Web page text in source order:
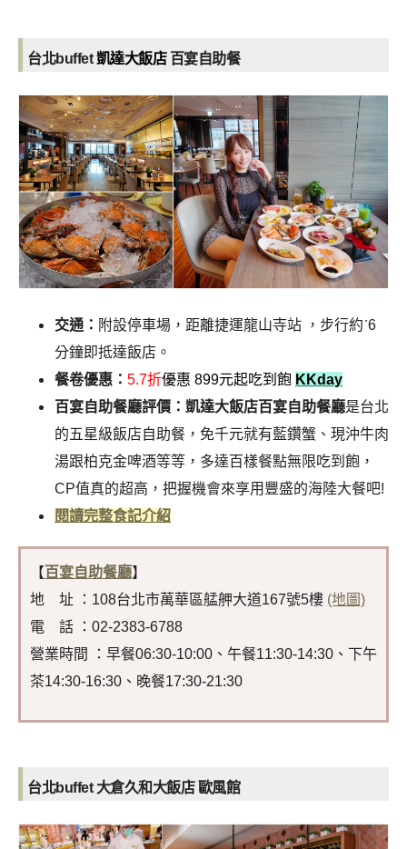
台北buffet 凱達大飯店 百宴自助餐
交通： 附設停車場，距離捷運龍山寺站 ，步行約ˊ6
分鐘即抵達飯店。
餐卷優惠： 5.7折優惠 899元起吃到飽 KKday
百宴自助餐廳評價：凱達大飯店百宴自助餐廳是台北
的五星級飯店自助餐，免千元就有藍鑽蟹、現沖牛肉
湯跟柏克金啤酒等等，多達百樣餐點無限吃到飽，
CP值真的超高，把握機會來享用豐盛的海陸大餐吧!
閱讀完整食記介紹
【百宴自助餐廳】
地 址 ：108台北市萬華區艋舺大道167號5樓 (地圖)
電 話 ：02-2383-6788
營業時間 ：早餐06:30-10:00、午餐11:30-14:30、下午
茶14:30-16:30、晚餐17:30-21:30
台北buffet 大倉久和大飯店 歐風館